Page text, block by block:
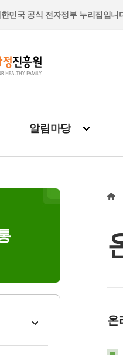
민국 공식 전자정부 누리집입니
알림마당
온